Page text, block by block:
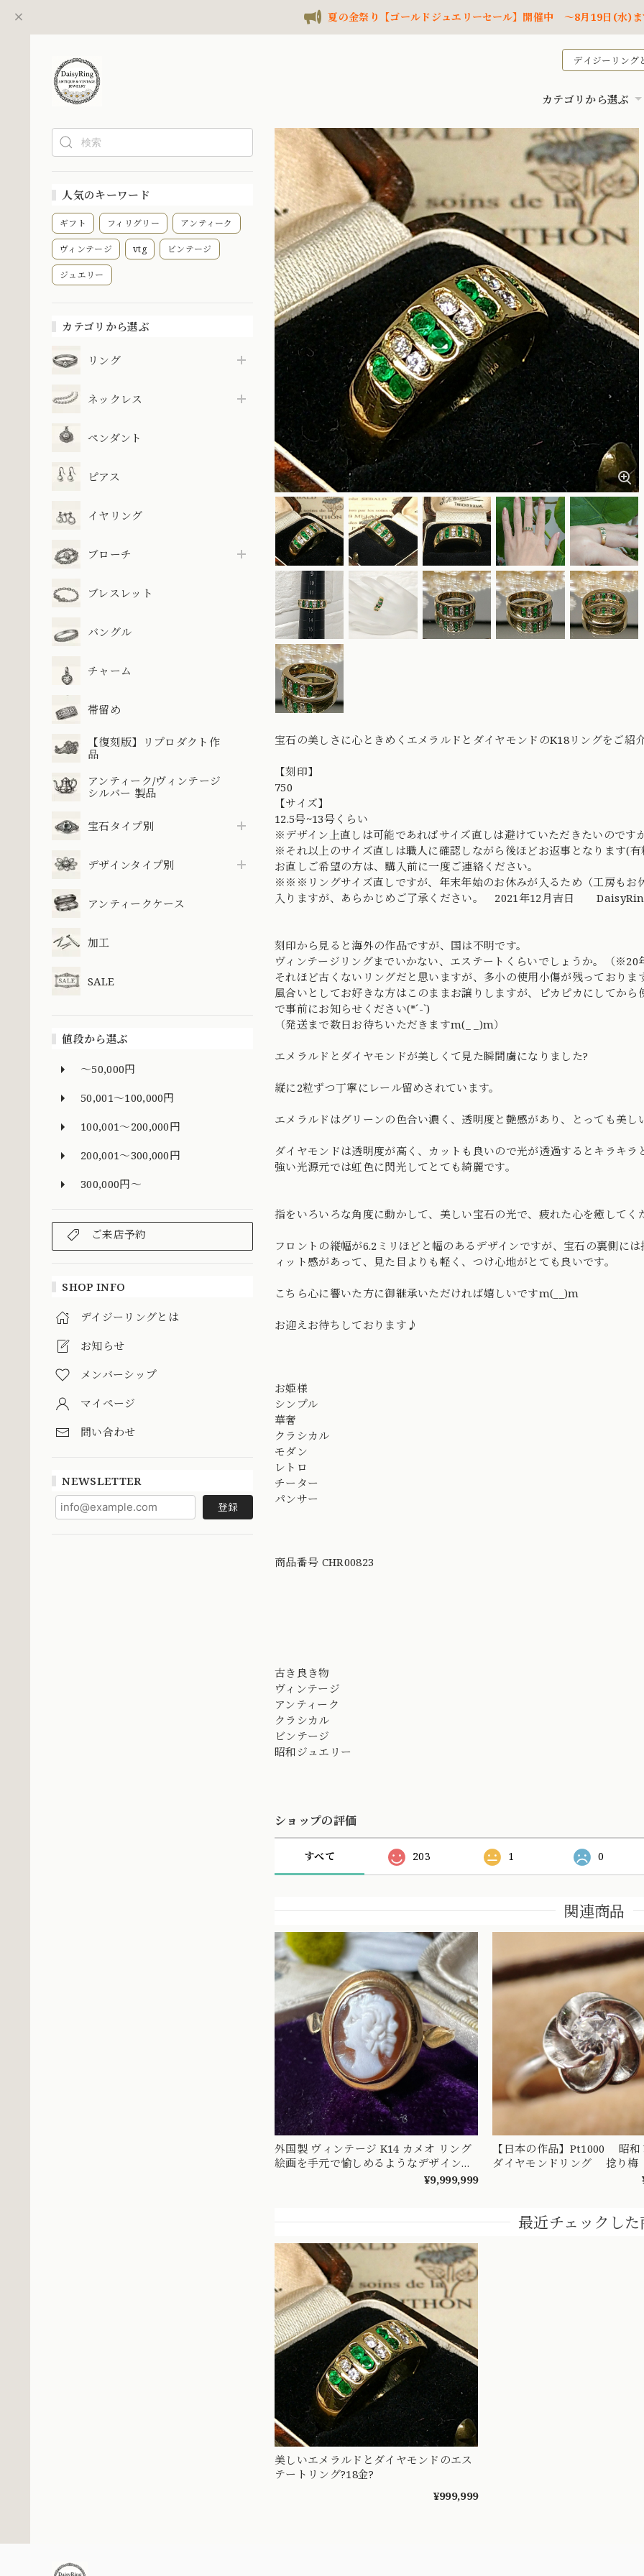
夏の金祭り【ゴールドジュエリーセール】開催中 ～8月19日(水)
デイジーリング
カテゴリから選ぶ
人気のキーワード
ギフト フィリグリー アンティーク
ヴィンテージ vtg ビンテージ
ジュエリー
カテゴリから選ぶ
リング
ネックレス
ペンダント
ピアス
イヤリング
ブローチ
ブレスレット
バングル
チャーム
帯留め
【復刻版】リプロダクト作
品
アンティーク/ヴィンテージ
シルバー 製品
宝石タイプ別
デザインタイプ別
アンティークケース
加工
SALE
値段から選ぶ
～50,000円
50,001～100,000円
100,001～200,000円
200,001～300,000円
300,000円～
ご来店予約
SHOP INFO
デイジーリングとは
お知らせ
メンバーシップ
マイページ
問い合わせ
NEWSLETTER
登録
宝石の美しさに心ときめくエメラルドとダイヤモンドのK18リングをご紹
【刻印】
750
【サイズ】
12.5号~13号くらい
※デザイン上直しは可能であればサイズ直しは避けていただきたいのです
※それ以上のサイズ直しは職人に確認しながら後ほどお返事となります(有
お直しご希望の方は、購入前に一度ご連絡ください。
※※※リングサイズ直しですが、年末年始のお休みが入るため（工房も
入りますが、あらかじめご了承ください。 2021年12月吉日
刻印から見ると海外の作品ですが、国は不明です。
ヴィンテージリングまでいかない、エステートくらいでしょうか。（※20
それほど古くないリングだと思いますが、多小の使用小傷が残っておりま
風合いとしてお好きな方はこのままお譲りしますが、ピカピカにしてか
で事前にお知らせください(*´-`)
（発送まで数日お待ちいただきますm(_ _)m）
エメラルドとダイヤモンドが美しくて見た瞬間虜になりました?
縦に2粒ずつ丁寧にレール留めされています。
エメラルドはグリーンの色合い濃く、透明度と艶感があり、とっても美し
ダイヤモンドは透明度が高く、カットも良いので光が透過するとキラキラ
強い光源元では虹色に閃光してとても綺麗です。
指をいろいろな角度に動かして、美しい宝石の光で、疲れた心を癒してく
フロントの縦幅が6.2ミリほどと幅のあるデザインですが、宝石の裏側に
ィット感があって、見た目よりも軽く、つけ心地がとても良いです。
こちら心に響いた方に御継承いただければ嬉しいですm(__)m
お迎えお待ちしております♪
お姫様
シンプル
華奢
クラシカル
モダン
レトロ
チーター
パンサー
商品番号 CHR00823
古き良き物
ヴィンテージ
アンティーク
クラシカル
ビンテージ
昭和ジュエリー
ショップの評価
すべて 203 1 0
関連商品
外国製 ヴィンテージ K14 カメオ リング
絵画を手元で愉しめるようなデザインの
¥9,999,999
【日本の作品】Pt1000 昭
ダイヤモンドリング 捻り梅
梅） 和彫り 吉祥文様 ～楚
最近チェックし
美しいエメラルドとダイヤモンドのエス
テートリング?18金?
¥999,999